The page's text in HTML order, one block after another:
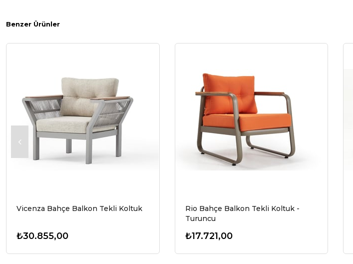
Benzer Ürünler
Vicenza Bahçe Balkon Tekli Koltuk
₺30.855,00
Rio Bahçe Balkon Tekli Koltuk -
Turuncu
₺17.721,00